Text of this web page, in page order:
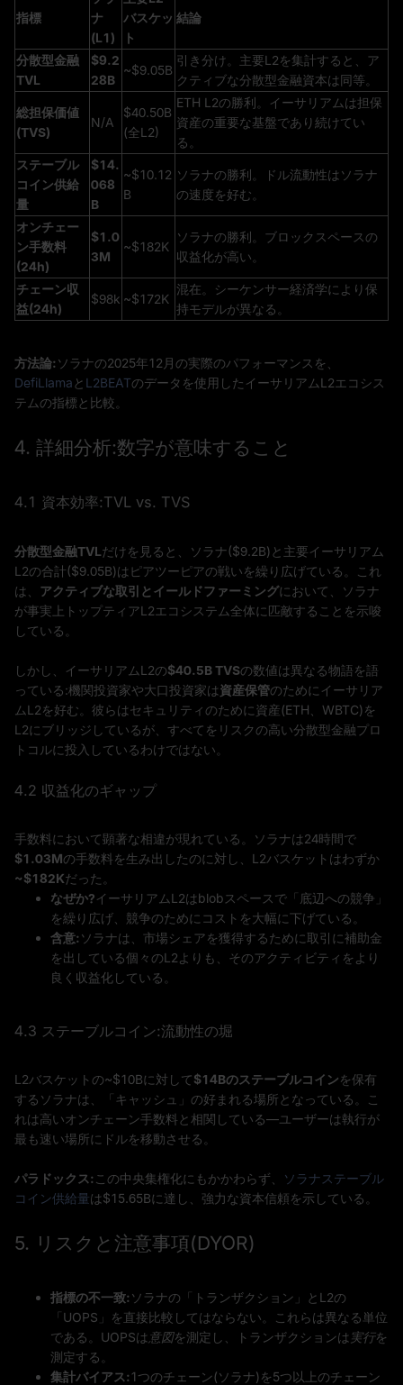
指標
ナ
(L1)
バスケッ
ト
結論
分散型金融
TVL
$9.2
28B
~$9.05B
引き分け。主要L2を集計すると、ア
クティブな分散型金融資本は同等。
総担保価値
(TVS)
N/A
$40.50B
(全L2)
ETH L2の勝利。イーサリアムは担保
資産の重要な基盤であり続けてい
る。
ステーブル
コイン供給
量
$14.
068
B
~$10.12
B
ソラナの勝利。ドル流動性はソラナ
の速度を好む。
オンチェー
ン手数料
(24h)
$1.0
3M
~$182K
ソラナの勝利。ブロックスペースの
収益化が高い。
チェーン収
益(24h)
$98k ~$172K
混在。シーケンサー経済学により保
持モデルが異なる。
方法論:ソラナの2025年12月の実際のパフォーマンスを、
DefiLlamaと L2BEATのデータを使用したイーサリアムL2エコシス
テムの指標と比較。
4. 詳細分析:数字が意味すること
4.1 資本効率:TVL vs. TVS
分散型金融TVLだけを見ると、ソラナ($9.2B)と主要イーサリアム
L2の合計($9.05B)はピアツーピアの戦いを繰り広げている。これ
は、 アクティブな取引とイールドファーミングにおいて、ソラナ
が事実上トップティアL2エコシステム全体に匹敵することを示唆
している。
しかし、イーサリアムL2の$40.5B TVSの数値は異なる物語を語
っている:機関投資家や大口投資家は資産保管のためにイーサリア
ムL2を好む。彼らはセキュリティのために資産(ETH、WBTC)を
L2にブリッジしているが、すべてをリスクの高い分散型金融プロ
トコルに投入しているわけではない。
4.2 収益化のギャップ
手数料において顕著な相違が現れている。ソラナは24時間で
$1.03Mの手数料を生み出したのに対し、L2バスケットはわずか
~$182Kだった。
なぜか?イーサリアムL2はblobスペースで「底辺への競争」
を繰り広げ、競争のためにコストを大幅に下げている。
含意:ソラナは、市場シェアを獲得するために取引に補助金
を出している個々のL2よりも、そのアクティビティをより
良く収益化している。
4.3 ステーブルコイン:流動性の堀
L2バスケットの~$10Bに対して$14Bのステーブルコインを保有
するソラナは、「キャッシュ」の好まれる場所となっている。こ
れは高いオンチェーン手数料と相関している—ユーザーは執行が
最も速い場所にドルを移動させる。
パラドックス: この中央集権化にもかかわらず、
ソラナステーブル
コイン供給量は$15.65Bに達し、強力な資本信頼を示している。
5. リスクと注意事項(DYOR)
指標の不一致:ソラナの「トランザクション」とL2の
「UOPS」を直接比較してはならない。これらは異なる単位
である。UOPSは 意図を測定し、トランザクションは 実行を
測定する。
集計バイアス:1つのチェーン(ソラナ)を5つ以上のチェーン